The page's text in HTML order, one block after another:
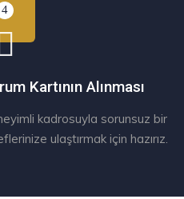
Kartının Alınması
kadrosuyla sorunsuz bir
ulaştırmak için hazırız.